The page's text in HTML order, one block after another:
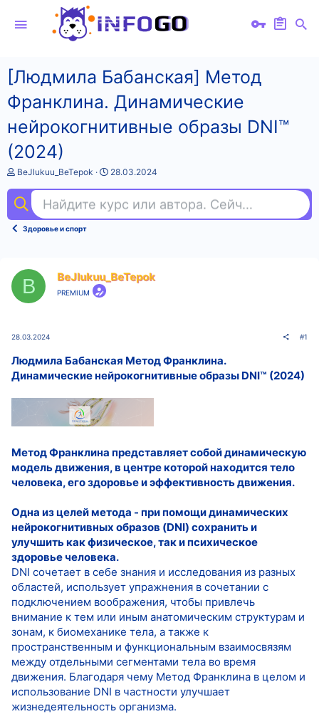
[Людмила Бабанская] Метод
Франклина. Динамические
нейрокогнитивные образы DNI™
(2024)
А
т
о
т
BeJlukuu_BeTepok
Д
а
н
а
28.03.2024
Найдите курс или автора. Сейчас ищут
Здоровье и спорт
B BeJlukuu_BeTepok
PREMIUM
28.03.2024 #1
Людмила Бабанская Метод Франклина.
Динамические нейрокогнитивные образы DNI™ (2024)
Метод Франклина представляет собой динамическую
модель движения, в центре которой находится тело
человека, его здоровье и эффективность движения.
Одна из целей метода - при помощи динамических
нейрокогнитивных образов (DNI) сохранить и
улучшить как физическое, так и психическое
здоровье человека.
DNI сочетает в себе знания и исследования из разных
областей, использует упражнения в сочетании с
подключением воображения, чтобы привлечь
внимание к тем или иным анатомическим структурам и
зонам, к биомеханике тела, а также к
пространственным и функциональным взаимосвязям
между отдельными сегментами тела во время
движения. Благодаря чему Метод Франклина в целом и
использование DNI в частности улучшает
жизнедеятельность организма.